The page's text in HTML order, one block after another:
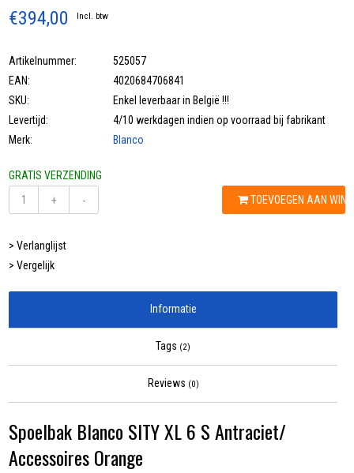
€394,00 Incl. btw
Artikelnummer:
525057
EAN:
4020684706841
SKU:
Enkel leverbaar in België !!!
Levertijd:
4/10 werkdagen indien op voorraad bij fabrikant
Merk:
Blanco
GRATIS VERZENDING
+
- TOEVOEGEN AAN
> Verlanglijst
> Vergelijk
Informatie
Tags (2)
Reviews (0)
Spoelbak Blanco SITY XL 6 S Antraciet/
Accessoires Orange